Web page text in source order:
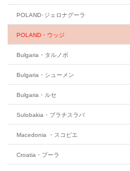
POLAND･ジェロナグーラ
POLAND・ウッジ
Bulgaria・タルノボ
Bulgaria・シューメン
Bulgaria・ルセ
Sulobakia・ブラチスラバ
Macedonia ・スコピエ
Croatia・プーラ